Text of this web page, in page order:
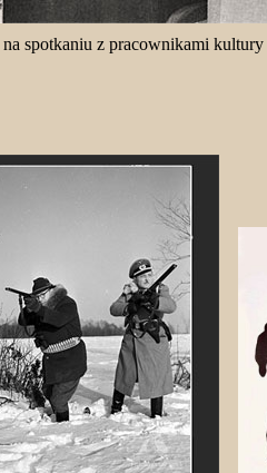
na spotkaniu z pracownikami kultury